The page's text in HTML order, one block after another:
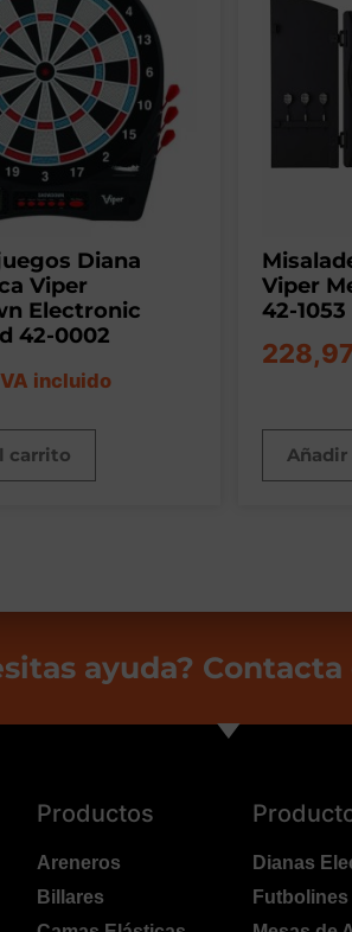
Diana
Viper
Electronic
42-0002
incluido
carrito
Viper
42-1053
228,97
ayuda?
Productos
Areneros
Billares
Dianas
Futbolines